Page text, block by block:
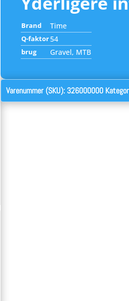
Brand Time
Q-faktor54
brug Gravel, MTB
Varenummer (SKU): 326000000